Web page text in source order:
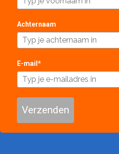
Achternaam
E-mail*
Verzenden